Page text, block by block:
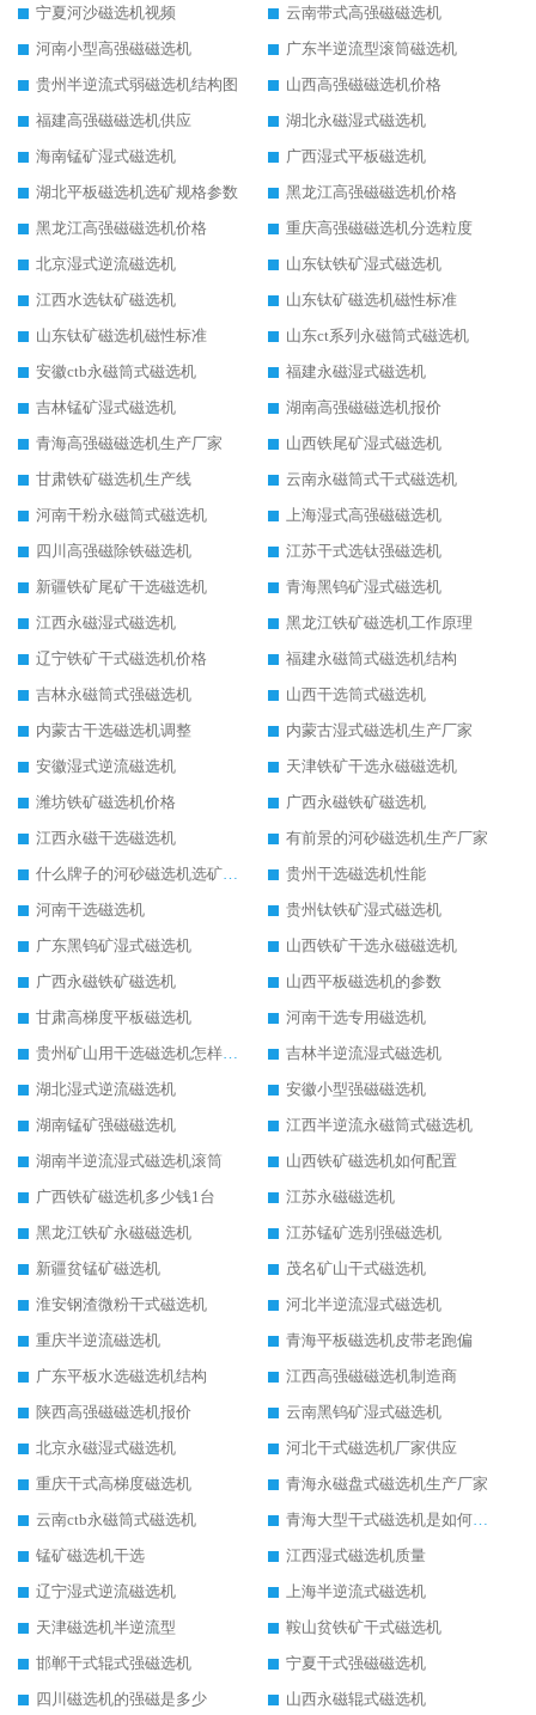
宁夏河沙磁选机视频
云南带式高强磁磁选机
河南小型高强磁磁选机
广东半逆流型滚筒磁选机
贵州半逆流式弱磁选机结构图
山西高强磁磁选机价格
福建高强磁磁选机供应
湖北永磁湿式磁选机
海南锰矿湿式磁选机
广西湿式平板磁选机
湖北平板磁选机选矿规格参数
黑龙江高强磁磁选机价格
黑龙江高强磁磁选机价格
重庆高强磁磁选机分选粒度
北京湿式逆流磁选机
山东钛铁矿湿式磁选机
江西水选钛矿磁选机
山东钛矿磁选机磁性标准
山东钛矿磁选机磁性标准
山东ct系列永磁筒式磁选机
安徽ctb永磁筒式磁选机
福建永磁湿式磁选机
吉林锰矿湿式磁选机
湖南高强磁磁选机报价
青海高强磁磁选机生产厂家
山西铁尾矿湿式磁选机
甘肃铁矿磁选机生产线
云南永磁筒式干式磁选机
河南干粉永磁筒式磁选机
上海湿式高强磁磁选机
四川高强磁除铁磁选机
江苏干式选钛强磁选机
新疆铁矿尾矿干选磁选机
青海黑钨矿湿式磁选机
江西永磁湿式磁选机
黑龙江铁矿磁选机工作原理
辽宁铁矿干式磁选机价格
福建永磁筒式磁选机结构
吉林永磁筒式强磁选机
山西干选筒式磁选机
内蒙古干选磁选机调整
内蒙古湿式磁选机生产厂家
安徽湿式逆流磁选机
天津铁矿干选永磁磁选机
潍坊铁矿磁选机价格
广西永磁铁矿磁选机
江西永磁干选磁选机
有前景的河砂磁选机生产厂家
什么牌子的河砂磁选机选矿效果好
贵州干选磁选机性能
河南干选磁选机
贵州钛铁矿湿式磁选机
广东黑钨矿湿式磁选机
山西铁矿干选永磁磁选机
广西永磁铁矿磁选机
山西平板磁选机的参数
甘肃高梯度平板磁选机
河南干选专用磁选机
贵州矿山用干选磁选机怎样调磁
吉林半逆流湿式磁选机
湖北湿式逆流磁选机
安徽小型强磁磁选机
湖南锰矿强磁磁选机
江西半逆流永磁筒式磁选机
湖南半逆流湿式磁选机滚筒
山西铁矿磁选机如何配置
广西铁矿磁选机多少钱1台
江苏永磁磁选机
黑龙江铁矿永磁磁选机
江苏锰矿选别强磁选机
新疆贫锰矿磁选机
茂名矿山干式磁选机
淮安钢渣微粉干式磁选机
河北半逆流湿式磁选机
重庆半逆流磁选机
青海平板磁选机皮带老跑偏
广东平板水选磁选机结构
江西高强磁磁选机制造商
陕西高强磁磁选机报价
云南黑钨矿湿式磁选机
北京永磁湿式磁选机
河北干式磁选机厂家供应
重庆干式高梯度磁选机
青海永磁盘式磁选机生产厂家
云南ctb永磁筒式磁选机
青海大型干式磁选机是如何选矿的
锰矿磁选机干选
江西湿式磁选机质量
辽宁湿式逆流磁选机
上海半逆流式磁选机
天津磁选机半逆流型
鞍山贫铁矿干式磁选机
邯郸干式辊式强磁选机
宁夏干式强磁磁选机
四川磁选机的强磁是多少
山西永磁辊式磁选机